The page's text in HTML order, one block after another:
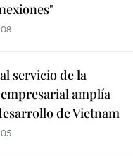
servicio de la
amplía
de Vietnam